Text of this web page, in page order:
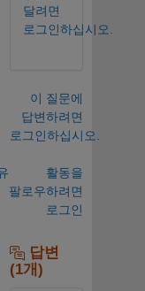
달려면
로그인하십시오.
이 질문에
답변하려면
로그인하십시오.
활동을
팔로우하려면
로그인
답변
(1개)